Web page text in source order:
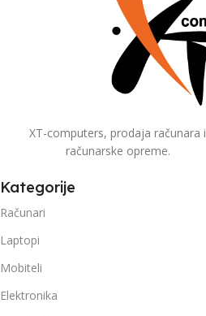
XT-computers, prodaja računara i
računarske opreme.
Kategorije
Računari
Laptopi
Mobiteli
Elektronika